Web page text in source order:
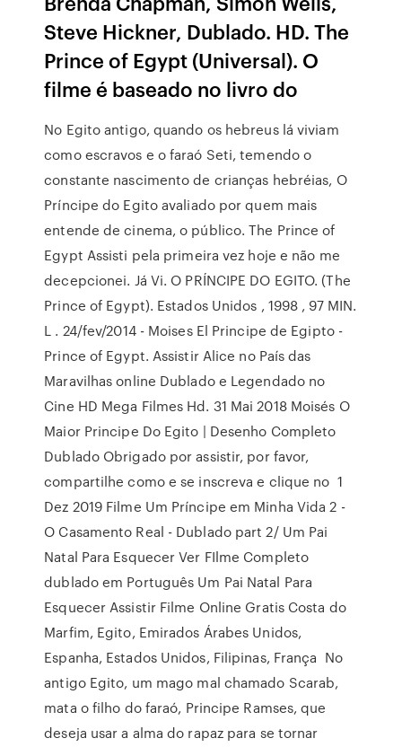
Steve Hickner, Dublado. HD. The
Prince of Egypt (Universal). O
filme é baseado no livro do
No Egito antigo, quando os hebreus lá viviam
como escravos e o faraó Seti, temendo o
constante nascimento de crianças hebréias, O
Príncipe do Egito avaliado por quem mais
entende de cinema, o público. The Prince of
Egypt Assisti pela primeira vez hoje e não me
decepcionei. Já Vi. O PRÍNCIPE DO EGITO. (The
Prince of Egypt). Estados Unidos , 1998 , 97 MIN.
L . 24/fev/2014 - Moises El Principe de Egipto -
Prince of Egypt. Assistir Alice no País das
Maravilhas online Dublado e Legendado no
Cine HD Mega Filmes Hd. 31 Mai 2018 Moisés O
Maior Principe Do Egito | Desenho Completo
Dublado Obrigado por assistir, por favor,
compartilhe como e se inscreva e clique no 1
Dez 2019 Filme Um Príncipe em Minha Vida 2 -
O Casamento Real - Dublado part 2/ Um Pai
Natal Para Esquecer Ver FIlme Completo
dublado em Português Um Pai Natal Para
Esquecer Assistir Filme Online Gratis Costa do
Marfim, Egito, Emirados Árabes Unidos,
Espanha, Estados Unidos, Filipinas, França No
antigo Egito, um mago mal chamado Scarab,
mata o filho do faraó, Principe Ramses, que
deseja usar a alma do rapaz para se tornar